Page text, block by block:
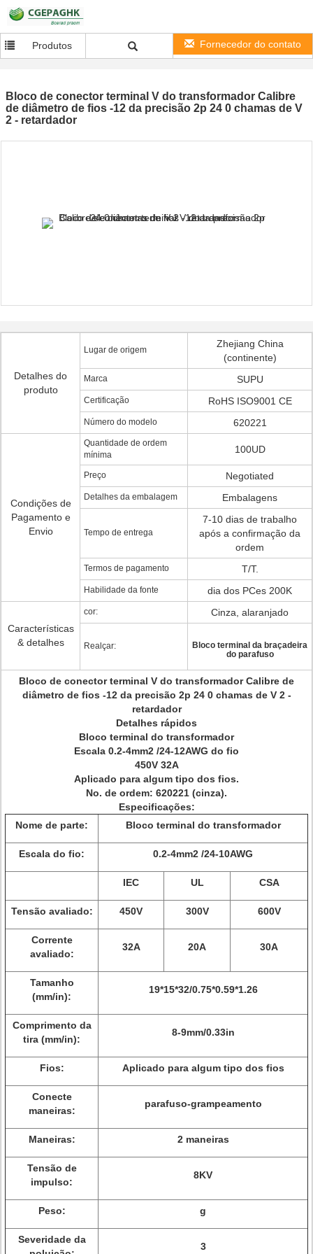
Produtos Fornecedor do contato
Bloco de conector terminal V do transformador Calibre
de diâmetro de fios -12 da precisão 2p 24 0 chamas de V
2 - retardador
Detalhes do
produto
Lugar de origem
Zhejiang China
(continente)
Marca SUPU
Certificação RoHS ISO9001 CE
Número do modelo 620221
Condições de
Pagamento e
Envio
Quantidade de ordem
mínima
100UD
Preço Negotiated
Detalhes da embalagem Embalagens
Tempo de entrega
7-10 dias de trabalho
após a confirmação da
ordem
Termos de pagamento T/T.
Habilidade da fonte dia dos PCes 200K
Características
& detalhes
cor: Cinza, alaranjado
Realçar:
Bloco terminal da braçadeira
do parafuso
Bloco de conector terminal V do transformador Calibre de
diâmetro de fios -12 da precisão 2p 24 0 chamas de V 2 -
retardador
Detalhes rápidos
Bloco terminal do transformador
Escala 0.2-4mm2 /24-12AWG do fio
450V32A
Aplicado para algum tipo dos fios.
No. de ordem: 620221 (cinza).
Especificações:
Nome de parte:
Bloco terminal do transformador
Escala do fio: 0.2-4mm2 /24-10AWG
IEC UL CSA
Tensão avaliado: 450V 300V 600V
Corrente
avaliado:
32A 20A 30A
Tamanho
(mm/in):
19*15*32/0.75*0.59*1.26
Comprimento da
tira (mm/in):
8-9mm/0.33in
Fios: Aplicado para algum tipo dos fios
Conecte
maneiras:
parafuso-grampeamento
Maneiras: 2 maneiras
Tensão de
impulso:
8KV
Peso: g
Severidade da
3